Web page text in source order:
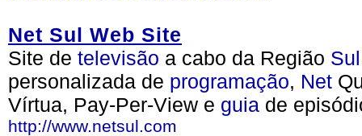
Net Sul Web Site
Site de televisão a cabo da Região Sul
personalizada de programação, Net
Vírtua, Pay-Per-View e guia de
http://www.netsul.com